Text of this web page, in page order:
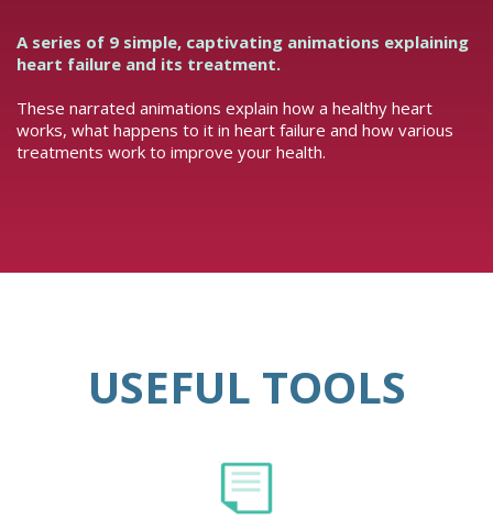
A series of 9 simple, captivating animations explaining
heart failure and its treatment.
These narrated animations explain how a healthy heart
works, what happens to it in heart failure and how various
treatments work to improve your health.
USEFUL TOOLS